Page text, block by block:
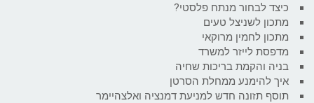
כיצד לבחור מנתח פלסטי?
מתכון לשניצל טעים
מתכון לחמין מרוקאי
מדפסת לייזר למשרד
בניה והקמת בריכות שחיה
איך להימנע ממחלת הסרטן
תוסף תזונה חדש למניעת דמנציה ואלצהיימר